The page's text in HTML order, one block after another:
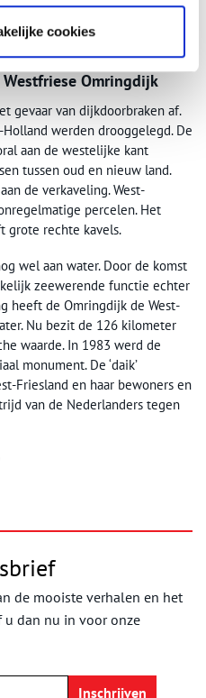
cookies
Foto: Gouwenaar, via
Omringdijk
gevaar van dijkdoorbraken af.
werden drooggelegd. De
aan de westelijke kant
tussen oud en nieuw land.
de verkaveling. West-
percelen. Het
grote rechte kavels.
wel aan water. Door de komst
zeewerende functie echter
heeft de Omringdijk de West-
Nu bezit de 126 kilometer
waarde. In 1983 werd de
monument. De ‘daik’
Friesland en haar bewoners en
van de Nederlanders tegen
de mooiste verhalen en het
u dan nu in voor onze